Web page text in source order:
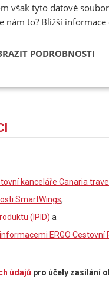
jejich vyplnění nelze
kanceláře Canaria travel
SmartWings,
(IPID) a
ERGO Cestovní
údajů pro účely zasílání
však tyto datové
nám to? Bližší
PODROBNOSTI